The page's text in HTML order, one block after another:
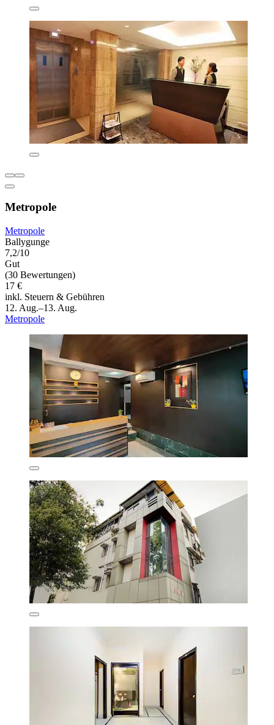
Metropole
Metropole
Ballygunge
7,2/10
Gut
(30 Bewertungen)
17 €
inkl. Steuern & Gebühren
12. Aug.–13. Aug.
Metropole